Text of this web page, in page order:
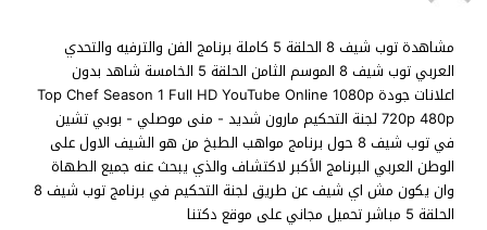
مشاهدة توب شيف 8 الحلقة 5 كاملة برنامج الفن والترفيه والتحدي
العربي توب شيف 8 الموسم الثامن الحلقة 5 الخامسة شاهد بدون
اعلانات جودة Top Chef Season 1 Full HD YouTube Online 1080p
720p 480p لجنة التحكيم مارون شديد - منى موصلي - بوبي تشين
في توب شيف 8 حول برنامج مواهب الطبخ من هو الشيف الاول على
الوطن العربي البرنامج الأكبر لاكتشاف والذي يبحث عنه جميع الطهاة
وان يكون مش اي شيف عن طريق لجنة التحكيم في برنامج توب شيف 8
الحلقة 5 مباشر تحميل مجاني على موقع دكتنا